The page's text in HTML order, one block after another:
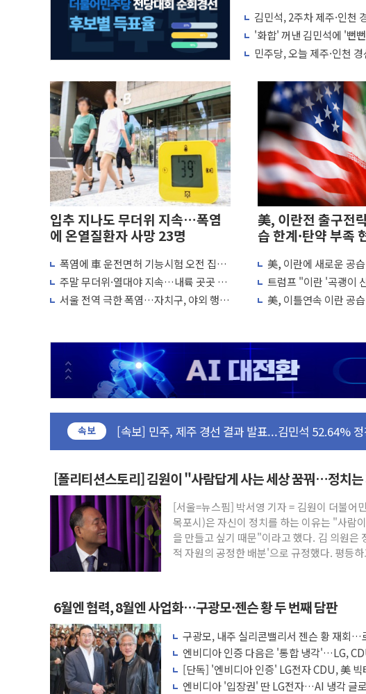
김민석, 2주차 제주·인천
'화합' 꺼낸 김민석에 '뻔
민주당, 오늘 제주·인천
입추 지나도 무더위 지속…폭염
에 온열질환자 사망 23명
폭염에 車 운전면허 기능시험 오전 집중
편성…체감온도 38도 넘으면 중단
주말 무더위·열대야 지속…내륙 곳곳 소
나기
서울 전역 극한 폭염…자치구, 야외 행사
美, 이란전 출구전
습 한계·탄약 부족
美, 이란에 새로운 공
"이제 우리 차례"
트럼프 "이란 '곡괭이
미군, 사흘째 이란 야간
美, 이틀연속 이란 공
속보
울진·영덕 '호우특보'-포항 '산사태 주의보'...경북도,
[종합] 김민석, 정청래에 '0.86%p' 차 재역전 성공
인천 합동연설회 나선 송영길·정청래·김민석 당대표
인사하는 김민석 당대표 후보
[속보] 민주, 제주·인천 경선 결과 발표...김민석
[속보] 민주, 인천 경선 결과 발표...김민석 45.09%
[속보] 민주, 제주 경선 결과 발표...김민석 52.64%
이번주 국내 주요 금융일정(8.10~8.14)
美, 이란전 출구전략 만지작…공습 한계·탄약 부족
강릉·동해·삼척 시간당 최대 50㎜ 폭우…강원 동해안
폐기물 수거하다 참변…60대 환경미화원 수거차에 치
서울 중랑구 주택가서 흉기 난동…60대 남성 2명 숨져
李대통령 "결혼 때문에 손해 보는 일 없게"…'결혼 페
여수 오동도 인근 해상서 모터보트 전복…1명 사망·1
인천 선재도 갯벌서 해루질 중 실종 60대 나흘만에 숨
인천서 말다툼 중 어머니 흉기 살해 10대 아들 체포
'화합' 꺼낸 김민석에 '뻔뻔' 받아친 정청래…제주 연
李대통령, ISA 개편 재검토 지시…與 "적극 환영"·
[폴리티션스토리] 김원이 "사람답게 사는 세상 꿈꿔…정치
[서울=뉴스핌] 박서영 기자 = 김원이 더불어
목포시)은 자신이 정치를 하는 이유는 "사람
을 만들고 싶기 때문"이라고 했다. 김 의원은
적 자원의 공정한 배분'으로 규정했다. 평등
6월엔 협력, 8월엔 사업화…구광모·젠슨 황 두 번째 담판
구광모, 내주 실리콘밸리서 젠슨 황 재회…
모빌리티 구체화
엔비디아 인증 다음은 '통합 냉각'…LG,
는다
[단독] '엔비디아 인증' LG전자 CDU, 美 빅
엔비디아 '입장권' 딴 LG전자…AI 냉각 글